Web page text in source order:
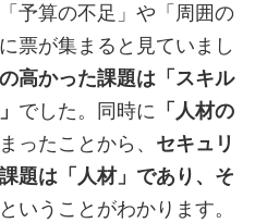
予算の不足」や「周囲の
票が集まると見ていまし
高かった課題は「スキル
でした。同時に 「人材の
ったことから、 セキュリ
題は「人材」であり、そ
ということがわかります。